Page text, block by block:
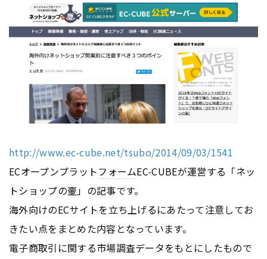
http://www.ec-cube.net/tsubo/2014/09/03/1541
ECオープンプラットフォームEC-CUBEが運営する「ネッ
トショップの壷」の記事です。
海外向けのECサイトを立ち上げるにあたって注意してお
きたい点をまとめた内容となっています。
電子商取引に関する市場調査データをもとにしたもので